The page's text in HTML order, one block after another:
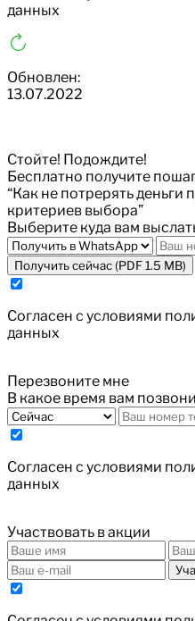
данных
Обновлен:
13.07.2022
Стойте! Подождите!
Бесплатно получите
“Как не потрерять деньги
критериев выбора”
Выберите куда вам
Получить сейчас (PDF 1.5 MB)
Cогласен с условиями
данных
Перезвоните мне
В какое время вам
Cогласен с условиями
данных
Участвовать в акции